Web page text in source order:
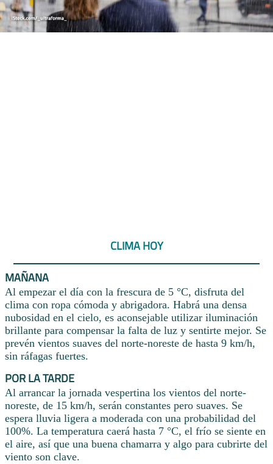
CLIMA HOY
MAÑANA
Al empezar el día con la frescura de 5 °C, disfruta del
clima con ropa cómoda y abrigadora. Habrá una densa
nubosidad en el cielo, es aconsejable utilizar iluminación
brillante para compensar la falta de luz y sentirte mejor. Se
prevén vientos suaves del norte-noreste de hasta 9 km/h,
sin ráfagas fuertes.
POR LA TARDE
Al arrancar la jornada vespertina los vientos del norte-
noreste, de 15 km/h, serán constantes pero suaves. Se
espera lluvia ligera a moderada con una probabilidad del
100%. La temperatura caerá hasta 7 °C, el frío se siente en
el aire, así que una buena chamarra y algo para cubrirte del
viento son clave.